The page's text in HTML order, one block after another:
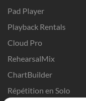
Pad Player
Playback Rentals
Cloud Pro
RehearsalMix
ChartBuilder
Répétition en Solo